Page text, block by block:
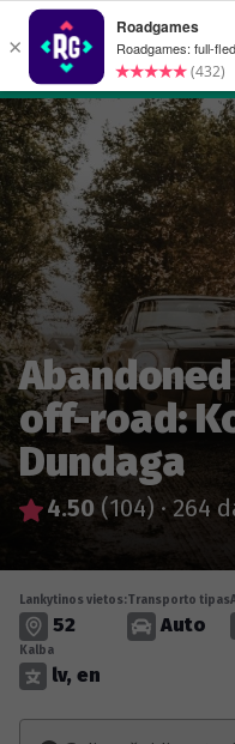
off-road:
Dundaga
4.50 (104) · 264
Lankytinos vietos:
52
Transporto tipas
Auto
Kalba
lv, en